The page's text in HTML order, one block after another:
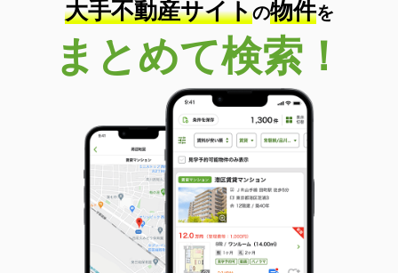
大手不動産サイトの物件を
まとめて検索！